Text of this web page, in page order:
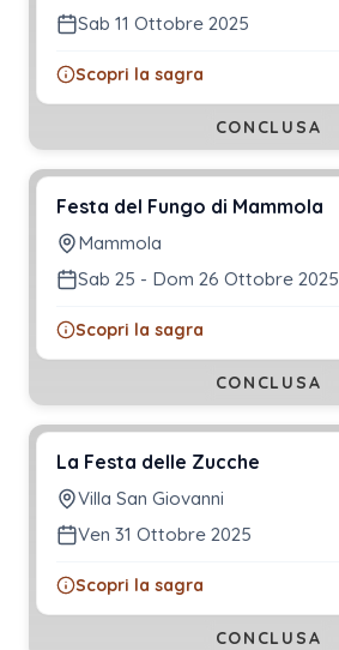
Sab 11 Ottobre 2025
Scopri la sagra
CONCLUSA
Festa del Fungo di Mammola
Mammola
Sab 25 - Dom 26 Ottobre 2025
Scopri la sagra
CONCLUSA
La Festa delle Zucche
Villa San Giovanni
Ven 31 Ottobre 2025
Scopri la sagra
CONCLUSA